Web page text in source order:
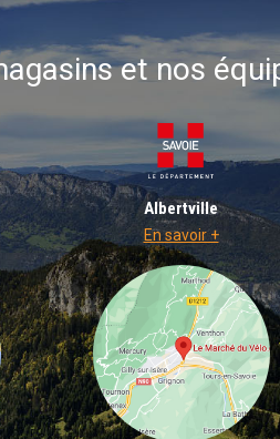
et nos
Albertville
En savoir +